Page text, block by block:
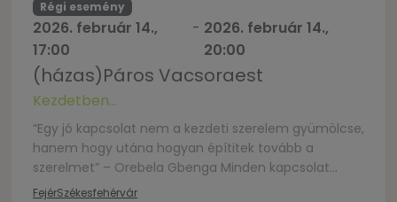
Régi esemény
2026. február 14.,
17:00
- 2026. február 14.,
20:00
(házas)Páros Vacsoraest
Kezdetben...
“Egy jó kapcsolat nem a kezdeti szerelem gyümölcse,
hanem hogy utána hogyan építitek tovább a
szerelmet” – Orebela Gbenga Minden kapcsolat
munkát igényel. Legyen szó akár munkatársakkal,
FejérSzékesfehérvár